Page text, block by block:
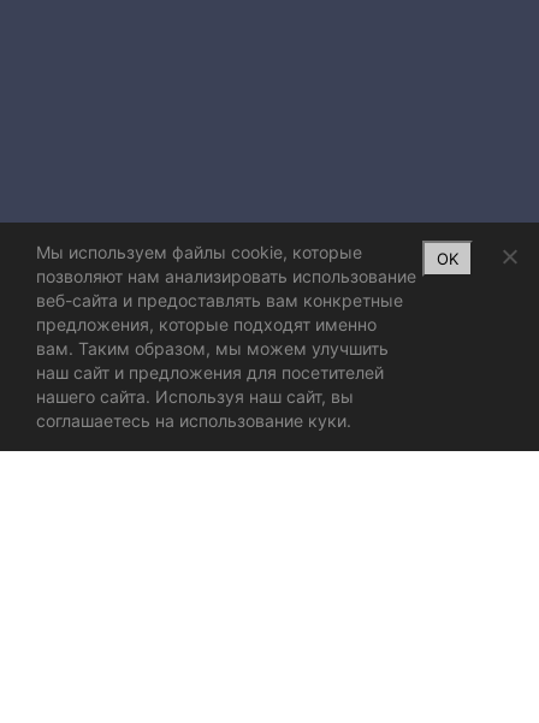
Мы используем файлы cookie, которые
позволяют нам анализировать использование
веб-сайта и предоставлять вам конкретные
предложения, которые подходят именно
вам. Таким образом, мы можем улучшить
наш сайт и предложения для посетителей
нашего сайта. Используя наш сайт, вы
соглашаетесь на использование куки.
OK